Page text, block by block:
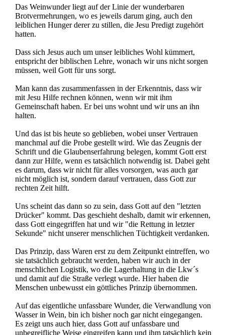
Das Weinwunder liegt auf der Linie der wunderbaren
Brotvermehrungen, wo es jeweils darum ging, auch den
leiblichen Hunger derer zu stillen, die Jesu Predigt zugehört
hatten.
Dass sich Jesus auch um unser leibliches Wohl kümmert,
entspricht der biblischen Lehre, wonach wir uns nicht sorgen
müssen, weil Gott für uns sorgt.
Man kann das zusammenfassen in der Erkenntnis, dass wir
mit Jesu Hilfe rechnen können, wenn wir mit ihm
Gemeinschaft haben. Er bei uns wohnt und wir uns an ihn
halten.
Und das ist bis heute so geblieben, wobei unser Vertrauen
manchmal auf die Probe gestellt wird. Wie das Zeugnis der
Schrift und die Glaubenserfahrung belegen, kommt Gott erst
dann zur Hilfe, wenn es tatsächlich notwendig ist. Dabei geht
es darum, dass wir nicht für alles vorsorgen, was auch gar
nicht möglich ist, sondern darauf vertrauen, dass Gott zur
rechten Zeit hilft.
Uns scheint das dann so zu sein, dass Gott auf den "letzten
Drücker" kommt. Das geschieht deshalb, damit wir erkennen,
dass Gott eingegriffen hat und wir "die Rettung in letzter
Sekunde" nicht unserer menschlichen Tüchtigkeit verdanken.
Das Prinzip, dass Waren erst zu dem Zeitpunkt eintreffen, wo
sie tatsächlich gebraucht werden, haben wir auch in der
menschlichen Logistik, wo die Lagerhaltung in die Lkw´s
und damit auf die Straße verlegt wurde. Hier haben die
Menschen unbewusst ein göttliches Prinzip übernommen.
Auf das eigentliche unfassbare Wunder, die Verwandlung von
Wasser in Wein, bin ich bisher noch gar nicht eingegangen.
Es zeigt uns auch hier, dass Gott auf unfassbare und
unbegreifliche Weise eingreifen kann und ihm tatsächlich kein